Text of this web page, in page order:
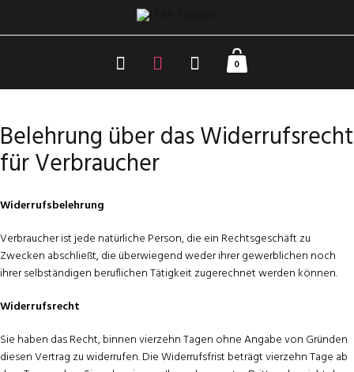
0
Belehrung über das Widerrufsrecht
für Verbraucher
Widerrufsbelehrung
Verbraucher ist jede natürliche Person, die ein Rechtsgeschäft zu
Zwecken abschließt, die überwiegend weder ihrer gewerblichen noch
ihrer selbständigen beruflichen Tätigkeit zugerechnet werden können.
Widerrufsrecht
Sie haben das Recht, binnen vierzehn Tagen ohne Angabe von Gründen
diesen Vertrag zu widerrufen. Die Widerrufsfrist beträgt vierzehn Tage ab